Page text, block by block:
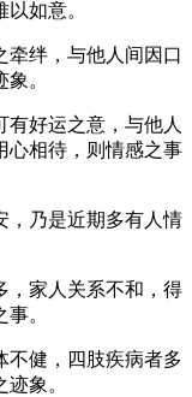
如意。
牵绊，与他人间因口
。
有好运之意，与他人
心相待，则情感之事
，乃是近期多有人情
，家人关系不和，得
。
不健，四肢疾病者多
象。